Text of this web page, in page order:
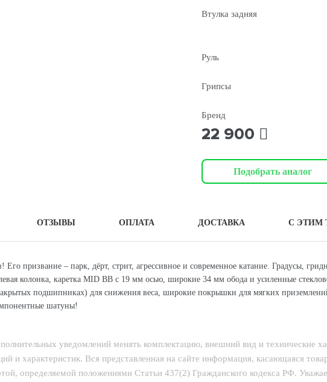
Втулка задняя
Руль
Грипсы
Бренд
22 900
Подобрать аналог
ОТЗЫВЫ ОПЛАТА ДОСТАВКА С ЭТИМ
призвание – парк, дёрт, стрит, агрессивное и современное катание. Градусы,
колонка, каретка MID BB c 19 мм осью, широкие 34 мм обода и усиленные
подшипниках) для снижения веса, широкие покрышки для мягких
шатуны!
уведомлений менять комплектацию, внешний вид и технические
и характеристик. Вся представленная на сайте информация, касающаяся
определяемой положениями Статьи 437(2) Гражданского кодекса РФ.